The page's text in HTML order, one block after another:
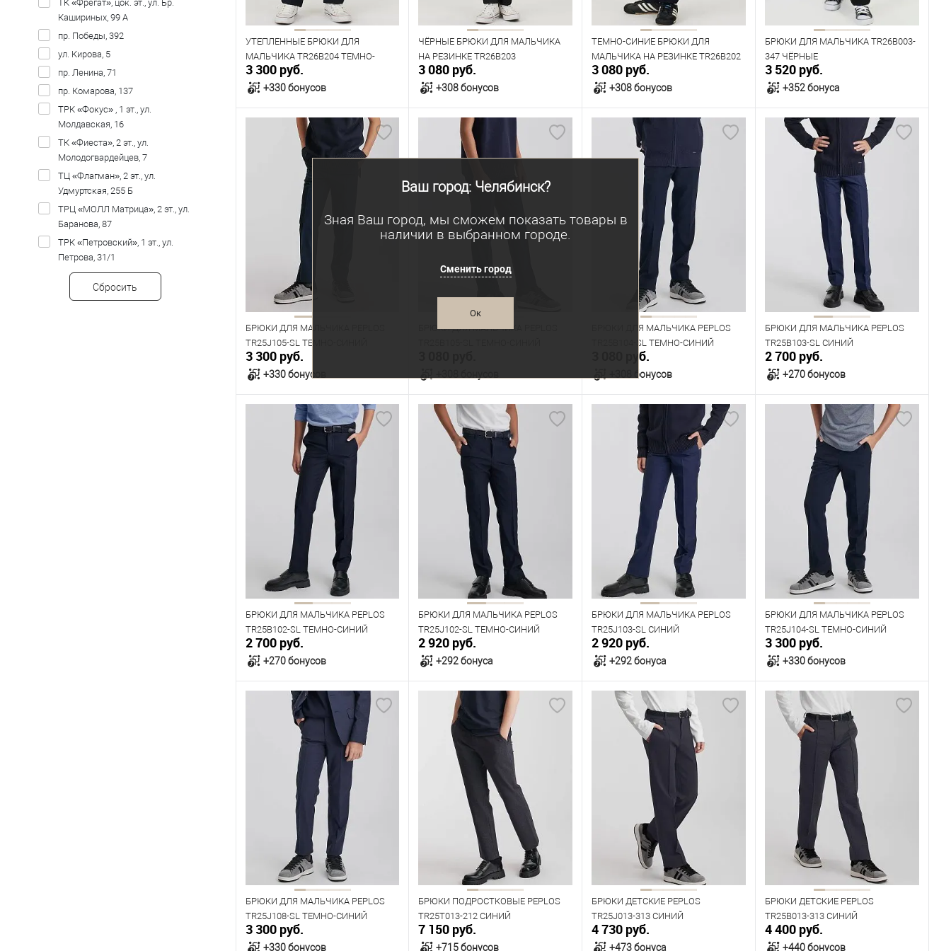
Ваш город: Челябинск?
Зная Ваш город, мы сможем показать товары в
наличии в выбранном городе.
Сменить город
Ок
ТК «Фрегат», цок. эт., ул. Бр.
Кашириных, 99 А
пр. Победы, 392
ул. Кирова, 5
пр. Ленина, 71
пр. Комарова, 137
ТРК «Фокус» , 1 эт., ул.
Молдавская, 16
ТК «Фиеста», 2 эт., ул.
Молодогвардейцев, 7
ТЦ «Флагман», 2 эт., ул.
Удмуртская, 255 Б
ТРЦ «МОЛЛ Матрица», 2 эт., ул.
Баранова, 87
ТРК «Петровский», 1 эт., ул.
Петрова, 31/1
Сбросить
146 152 158
170
УТЕПЛЕННЫЕ БРЮКИ ДЛЯ
МАЛЬЧИКА TR26B204 ТЕМНО-
СИНИЕ
3 300 руб.
+330 бонусов
В корзину
Таблица размеров
Размер одежды
146
ЧЁРНЫЕ БРЮКИ ДЛЯ МАЛЬЧИКА
НА РЕЗИНКЕ TR26B203
3 080 руб.
+308 бонусов
В корзину
Таблица размеров
60 64 68
ТЕМНО-СИНИЕ БРЮКИ ДЛЯ
МАЛЬЧИКА НА РЕЗИНКЕ TR26B202
3 080 руб.
+308 бонусов
В корзину
В наличии
Таблица размеров
Размер одежды
64 68 72
134 140 146
БРЮКИ ДЛЯ МАЛЬЧИКА TR26B003-
347 ЧЁРНЫЕ
3 520 руб.
+352 бонуса
В корзину
В наличии
Таблица размеров
Размер одежды
64
134 140
158
БРЮКИ ДЛЯ МАЛЬЧИКА PEPLOS
TR25J105-SL ТЕМНО-СИНИЙ
3 300 руб.
+330 бонусов
В корзину
В наличии
Таблица размеров
Размер одежды
80
158 170
БРЮКИ ДЛЯ МАЛЬЧИКА PEPLOS
В корзину
В наличии
Таблица размеров
Размер одежды
64 68
140 146
БРЮКИ ДЛЯ МАЛЬЧИКА PEPLOS
TR25B104-SL ТЕМНО-СИНИЙ
3 080 руб.
+308 бонусов
В наличии
Таблица размеров
Размер одежды
64 72
134 146
БРЮКИ ДЛЯ МАЛЬЧИКА PEPLOS
TR25B103-SL СИНИЙ
2 700 руб.
+270 бонусов
В корзину
В наличии
Таблица размеров
Размер одежды
64 68 72
134 140 146
БРЮКИ ДЛЯ МАЛЬЧИКА PEPLOS
TR25B102-SL ТЕМНО-СИНИЙ
2 700 руб.
+270 бонусов
В корзину
В наличии
Таблица размеров
Размер одежды
68
140 146
БРЮКИ ДЛЯ МАЛЬЧИКА PEPLOS
TR25J102-SL ТЕМНО-СИНИЙ
2 920 руб.
+292 бонуса
В корзину
В наличии
Таблица размеров
Размер одежды
80 84
164 170
БРЮКИ ДЛЯ МАЛЬЧИКА PEPLOS
TR25J103-SL СИНИЙ
2 920 руб.
+292 бонуса
В корзину
В наличии
Таблица размеров
Размер одежды
158 164
БРЮКИ ДЛЯ МАЛЬЧИКА PEPLOS
TR25J104-SL ТЕМНО-СИНИЙ
3 300 руб.
+330 бонусов
В корзину
В наличии
Таблица размеров
Размер одежды
84
164 170
БРЮКИ ДЛЯ МАЛЬЧИКА PEPLOS
TR25J108-SL ТЕМНО-СИНИЙ
3 300 руб.
+330 бонусов
БРЮКИ ПОДРОСТКОВЫЕ PEPLOS
TR25T013-212 СИНИЙ
7 150 руб.
+715 бонусов
БРЮКИ ДЕТСКИЕ PEPLOS
TR25J013-313 СИНИЙ
4 730 руб.
+473 бонуса
БРЮКИ ДЕТСКИЕ PEPLOS
TR25B013-313 СИНИЙ
4 400 руб.
+440 бонусов